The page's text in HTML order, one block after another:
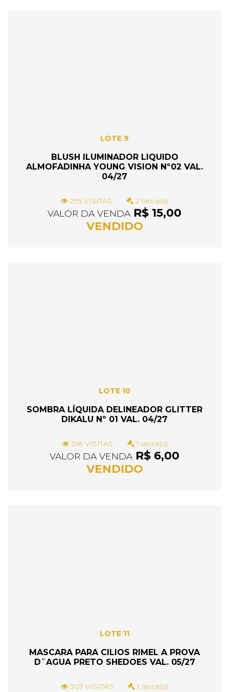
LOTE 9
BLUSH ILUMINADOR LIQUIDO
ALMOFADINHA YOUNG VISION Nº02 VAL.
04/27
295 VISITAS 2 lance(s)
VALOR DA VENDAR$ 15,00
VENDIDO
LOTE 10
SOMBRA LÍQUIDA DELINEADOR GLITTER
DIKALU Nº 01 VAL. 04/27
318 VISITAS 1 lance(s)
VALOR DA VENDAR$ 6,00
VENDIDO
LOTE 11
MASCARA PARA CILIOS RIMEL A PROVA
D¨AGUA PRETO SHEDOES VAL. 05/27
307 VISITAS 1 lance(s)